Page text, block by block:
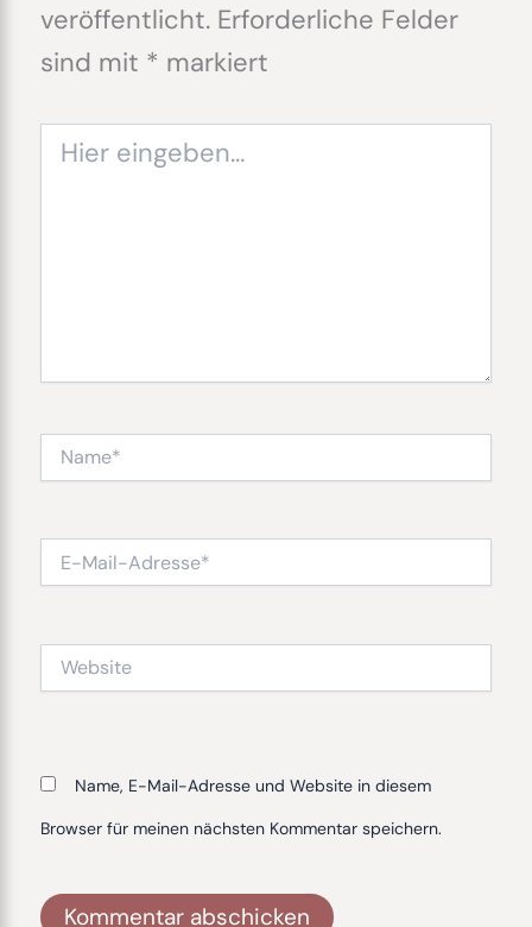
veröffentlicht. Erforderliche Felder
sind mit * markiert
eingeben…
Mail-
Name, E-Mail-Adresse und Website in diesem
Browser für meinen nächsten Kommentar speichern.